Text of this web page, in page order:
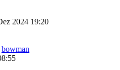
2024 19:20
bowman